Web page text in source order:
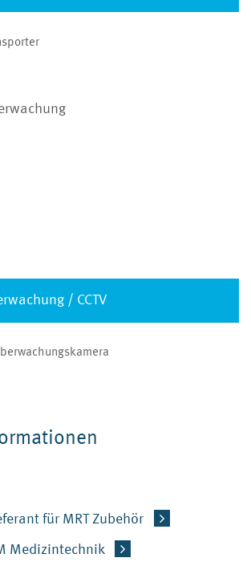
/ CCTV
für MRT Zubehör
Medizintechnik